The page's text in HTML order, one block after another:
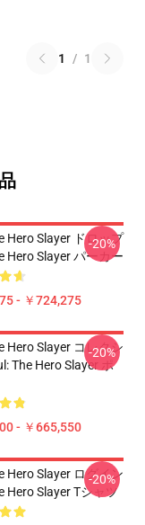
1 / 1
Hero Slayer ドロップ
Hero Slayer パーカー
- ￥724,275
-20%
Hero Slayer コレクシ
The Hero Slayer ポ
- ￥665,550
-20%
Hero Slayer ログイン
Hero Slayer Tシャツ
-20%